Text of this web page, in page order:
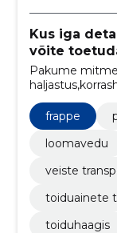
Kus iga
võite
Pakume
transport,
frappe
loomavedu
veiste
toiduainete
toiduhaagis